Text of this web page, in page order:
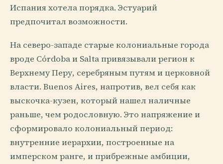
Испания хотела порядка. Эстуарий
предпочитал возможности.
На северо-западе старые колониальные города
вроде Córdoba и Salta привязывали регион к
Верхнему Перу, серебряным путям и церковной
власти. Buenos Aires, напротив, вел себя как
выскочка-кузен, который нашел наличные
раньше, чем родословную. Это напряжение и
сформировало колониальный период:
внутренние иерархии, построенные на
имперском ранге, и прибрежные амбиции,